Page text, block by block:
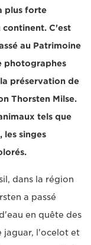
plus forte
continent. C'est
au Patrimoine
photographes
préservation de
Thorsten Milse.
tels que
les singes
dans la région
a passé
en quête des
jaguar, l'ocelot et